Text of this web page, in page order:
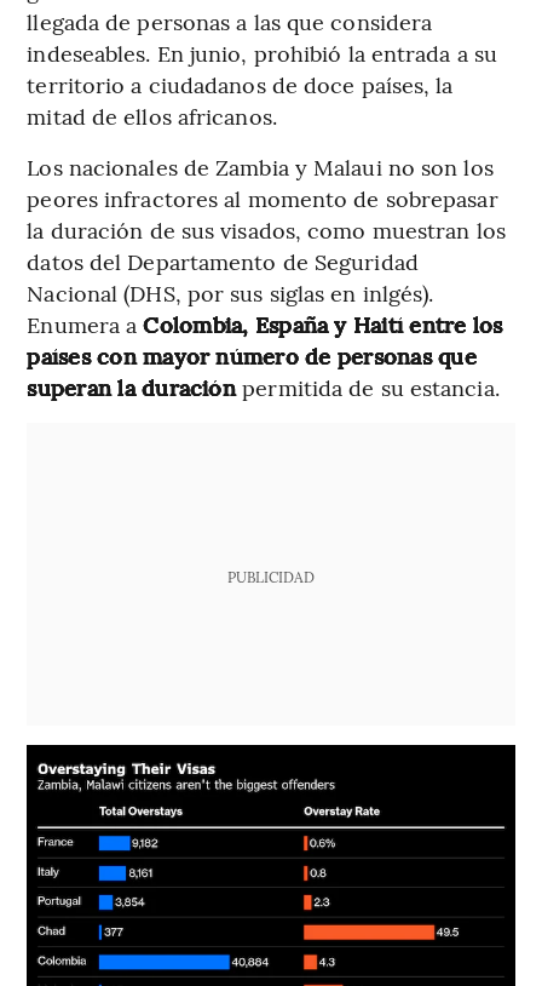
llegada de personas a las que considera
indeseables. En junio, prohibió la entrada a su
territorio a ciudadanos de doce países, la
mitad de ellos africanos.
Los nacionales de Zambia y Malaui no son los
peores infractores al momento de sobrepasar
la duración de sus visados, como muestran los
datos del Departamento de Seguridad
Nacional (DHS, por sus siglas en inlgés).
Enumera aColombia, España y Haití entre los
países con mayor número de personas que
superan la duraciónpermitida de su estancia.
PUBLICIDAD